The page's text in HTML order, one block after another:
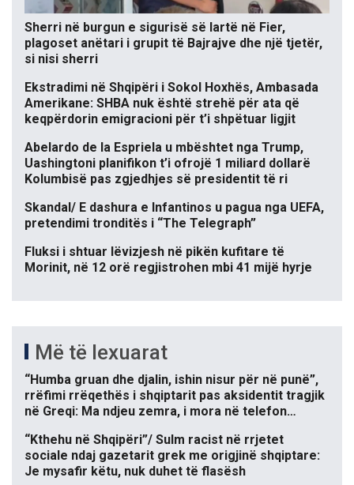
Sherri në burgun e sigurisë së lartë në Fier,
plagoset anëtari i grupit të Bajrajve dhe një tjetër,
si nisi sherri
Ekstradimi në Shqipëri i Sokol Hoxhës, Ambasada
Amerikane: SHBA nuk është strehë për ata që
keqpërdorin emigracioni për t’i shpëtuar ligjit
Abelardo de la Espriela u mbështet nga Trump,
Uashingtoni planifikon t’i ofrojë 1 miliard dollarë
Kolumbisë pas zgjedhjes së presidentit të ri
Skandal/ E dashura e Infantinos u pagua nga UEFA,
pretendimi tronditës i “The Telegraph”
Fluksi i shtuar lëvizjesh në pikën kufitare të
Morinit, në 12 orë regjistrohen mbi 41 mijë hyrje
Më të lexuarat
“Humba gruan dhe djalin, ishin nisur për në punë”,
rrëfimi rrëqethës i shqiptarit pas aksidentit tragjik
në Greqi: Ma ndjeu zemra, i mora në telefon…
“Kthehu në Shqipëri”/ Sulm racist në rrjetet
sociale ndaj gazetarit grek me origjinë shqiptare:
Je mysafir këtu, nuk duhet të flasësh